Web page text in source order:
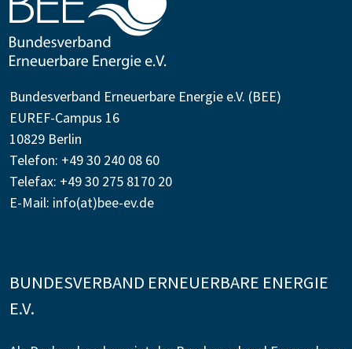
Bundesverband Erneuerbare Energie e.V. (BEE)
EUREF-Campus 16
10829 Berlin
Telefon: +49 30 240 08 60
Telefax: +49 30 275 8170 20
E-Mail: info(at)bee-ev.de
BUNDESVERBAND ERNEUERBARE ENERGIE
E.V.